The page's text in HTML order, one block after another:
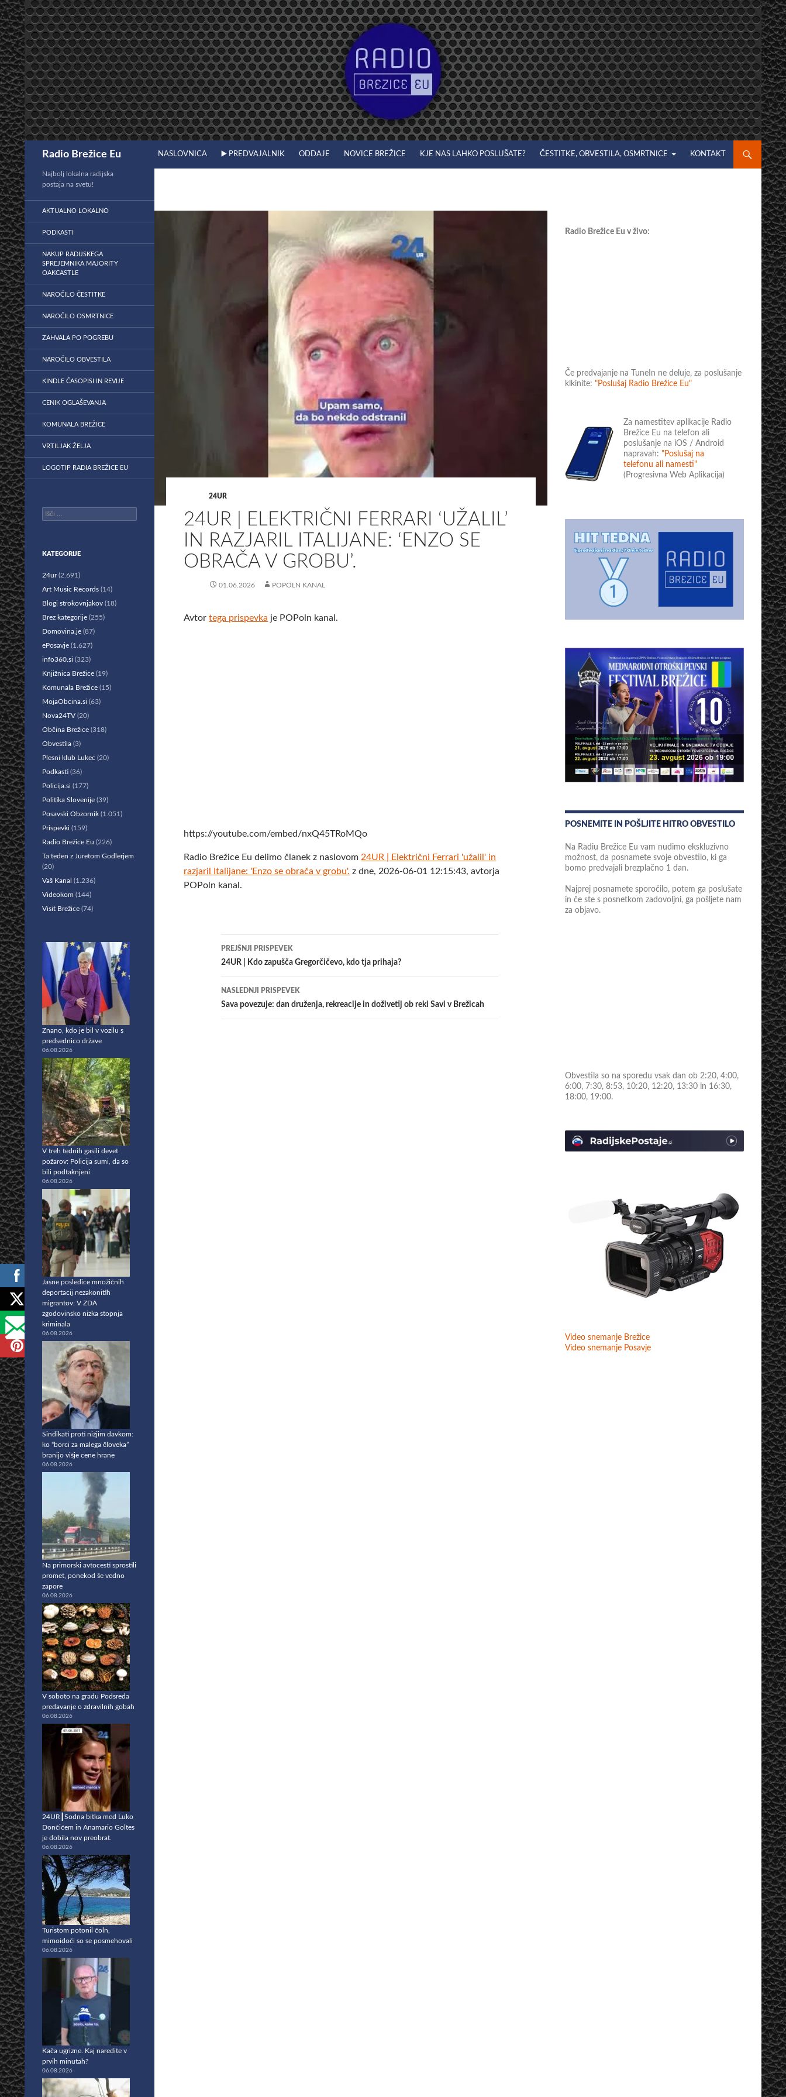
Preskoči
na
vsebino
Radio Brežice Eu NASLOVNICA ▶️ PREDVAJALNIK ODDAJE NOVICE BREŽICE KJE NAS LAHKO POSLUŠATE? ČESTITKE, OBVESTILA, OSMRTNICE KONTAKT
24UR
24UR | ELEKTRIČNI FERRARI ‘UŽALIL’
IN RAZJARIL ITALIJANE: ‘ENZO SE
OBRAČA V GROBU’.
01.06.2026 POPOLN KANAL
Avtortega prispevka je POPoln kanal.
https://youtube.com/embed/nxQ45TRoMQo
Radio Brežice Eu delimo članek z naslovom24UR | Električni Ferrari 'užalil' in
razjaril Italijane: 'Enzo se obrača v grobu'. z dne, 2026-06-01 12:15:43, avtorja
POPoln kanal.
Krmarjenje
po
prispevkih
PREJŠNJI PRISPEVEK
24UR | Kdo zapušča Gregorčičevo, kdo tja prihaja?
NASLEDNJI PRISPEVEK
Sava povezuje: dan druženja, rekreacije in doživetij ob reki Savi v Brežicah
Radio Brežice Eu v živo:
Če predvajanje na TuneIn ne deluje, za poslušanje
klkinite: "Poslušaj Radio Brežice Eu"
Za namestitev aplikacije Radio
Brežice Eu na telefon ali
poslušanje na iOS / Android
napravah: "Poslušaj na
telefonu ali namesti"
(Progresivna Web Aplikacija)
POSNEMITE IN POŠLJITE HITRO OBVESTILO
Na Radiu Brežice Eu vam nudimo ekskluzivno
možnost, da posnamete svoje obvestilo, ki ga
bomo predvajali brezplačno 1 dan.
Najprej posnamete sporočilo, potem ga poslušate
in če ste s posnetkom zadovoljni, ga pošljete nam
za objavo.
Obvestila so na sporedu vsak dan ob 2:20, 4:00,
6:00, 7:30, 8:53, 10:20, 12:20, 13:30 in 16:30,
18:00, 19:00.
Video snemanje Brežice
Video snemanje Posavje
Najbolj lokalna radijska
postaja na svetu!
AKTUALNO LOKALNO
PODKASTI
NAKUP RADIJSKEGA
SPREJEMNIKA MAJORITY
OAKCASTLE
NAROČILO ČESTITKE
NAROČILO OSMRTNICE
ZAHVALA PO POGREBU
NAROČILO OBVESTILA
KINDLE ČASOPISI IN REVIJE
CENIK OGLAŠEVANJA
KOMUNALA BREŽICE
VRTILJAK ŽELJA
LOGOTIP RADIA BREŽICE EU
Išči:
KATEGORIJE
24ur(2.691)
Art Music Records (14)
Blogi strokovnjakov (18)
Brez kategorije (255)
Domovina.je (87)
ePosavje (1.627)
info360.si (323)
Knjižnica Brežice (19)
Komunala Brežice (15)
MojaObcina.si (63)
Nova24TV (20)
Občina Brežice (318)
Obvestila (3)
Plesni klub Lukec (20)
Podkasti (36)
Policija.si (177)
Politika Slovenije (39)
Posavski Obzornik (1.051)
Prispevki (159)
Radio Brežice Eu (226)
Ta teden z Juretom Godlerjem
(20)
Vaš Kanal (1.236)
Videokom (144)
Visit Brežice (74)
Znano, kdo je bil v vozilu s
predsednico države
06.08.2026
V treh tednih gasili devet
požarov: Policija sumi, da so
bili podtaknjeni
06.08.2026
Jasne posledice množičnih
deportacij nezakonitih
migrantov: V ZDA
zgodovinsko nizka stopnja
kriminala
06.08.2026
Sindikati proti nižjim davkom:
ko “borci za malega človeka”
branijo višje cene hrane
06.08.2026
Na primorski avtocesti sprostili
promet, ponekod še vedno
zapore
06.08.2026
V soboto na gradu Podsreda
predavanje o zdravilnih gobah
06.08.2026
24UR┃Sodna bitka med Luko
Dončićem in Anamario Goltes
je dobila nov preobrat.
06.08.2026
Turistom potonil čoln,
mimoidoči so se posmehovali
06.08.2026
Kača ugrizne. Kaj naredite v
prvih minutah?
06.08.2026